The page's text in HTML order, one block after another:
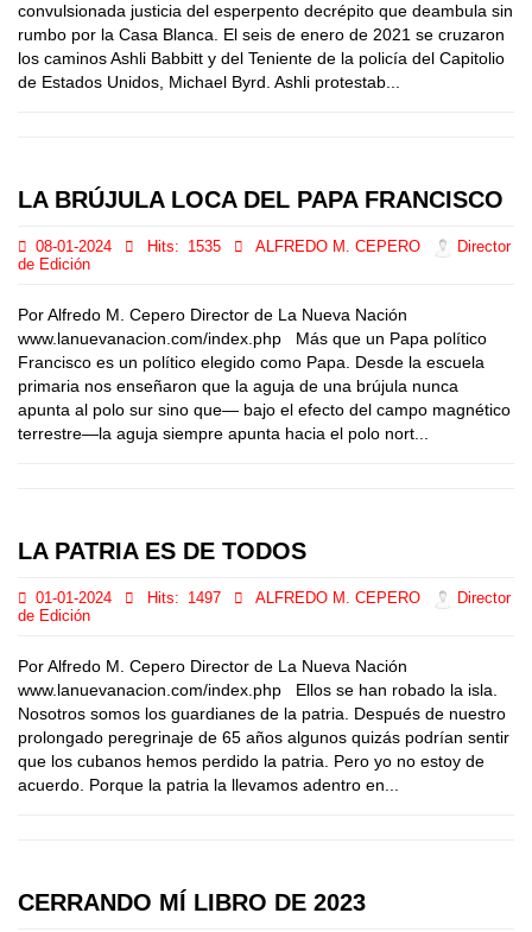
convulsionada justicia del esperpento decrépito que deambula sin
rumbo por la Casa Blanca. El seis de enero de 2021 se cruzaron
los caminos Ashli Babbitt y del Teniente de la policía del Capitolio
de Estados Unidos, Michael Byrd. Ashli protestab...
LA BRÚJULA LOCA DEL PAPA FRANCISCO
08-01-2024 Hits: 1535 ALFREDO M. CEPERO
Director
de Edición
Por Alfredo M. Cepero Director de La Nueva Nación
www.lanuevanacion.com/index.php Más que un Papa político
Francisco es un político elegido como Papa. Desde la escuela
primaria nos enseñaron que la aguja de una brújula nunca
apunta al polo sur sino que— bajo el efecto del campo magnético
terrestre—la aguja siempre apunta hacia el polo nort...
LA PATRIA ES DE TODOS
01-01-2024 Hits: 1497 ALFREDO M. CEPERO
Director
de Edición
Por Alfredo M. Cepero Director de La Nueva Nación
www.lanuevanacion.com/index.php Ellos se han robado la isla.
Nosotros somos los guardianes de la patria. Después de nuestro
prolongado peregrinaje de 65 años algunos quizás podrían sentir
que los cubanos hemos perdido la patria. Pero yo no estoy de
acuerdo. Porque la patria la llevamos adentro en...
CERRANDO MÍ LIBRO DE 2023